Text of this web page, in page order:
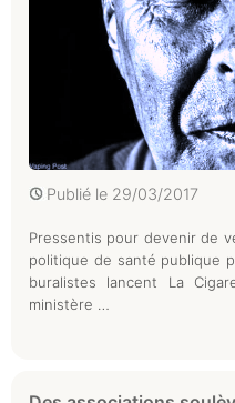
Publié le 29/03/2017
Pressentis pour devenir de
politique de santé publique
buralistes lancent La
ministère …